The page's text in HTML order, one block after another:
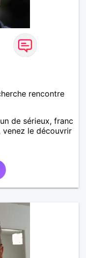
rencontre
de sérieux, franc
le découvrir